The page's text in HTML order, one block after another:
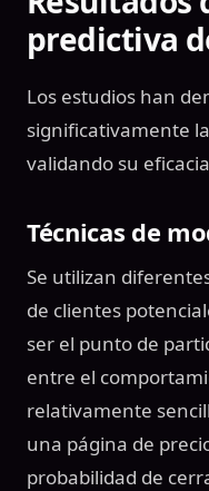
predictiva
Los estudios han
significativamente
validando su
Técnicas de
Se utilizan
de clientes
ser el punto de
entre el
relativamente
una página de
probabilidad de